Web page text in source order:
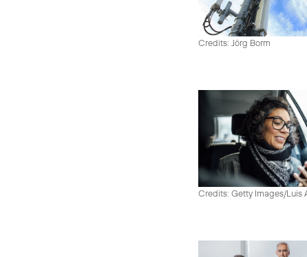
Credits: Jörg Borm
Credits: Getty Images/Luis